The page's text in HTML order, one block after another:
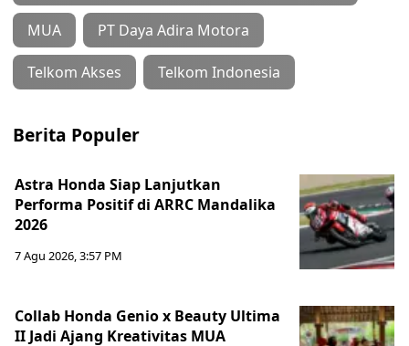
MUA PT Daya Adira Motora
Telkom Akses Telkom Indonesia
Berita Populer
Astra Honda Siap Lanjutkan
Performa Positif di ARRC Mandalika
2026
7 Agu 2026, 3:57 PM
Collab Honda Genio x Beauty Ultima
II Jadi Ajang Kreativitas MUA